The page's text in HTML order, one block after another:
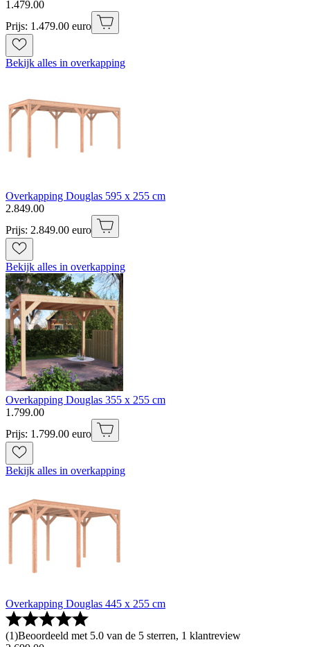
1 .479.00
Prijs: 1.479.00 euro
Bekijk alles in overkapping
Overkapping Douglas 595 x 255 cm
2.849.00
Prijs: 2.849.00 euro
Bekijk alles in overkapping
Overkapping Douglas 355 x 255 cm
1 .799.00
Prijs: 1.799.00 euro
Bekijk alles in overkapping
Overkapping Douglas 445 x 255 cm
(1)Beoordeeld met 5.0 van de 5 sterren, 1 klantreview